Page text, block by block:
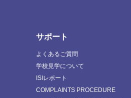
サポート
よくあるご質問
学校見学について
ISIレポート
COMPLAINTS PROCEDURE